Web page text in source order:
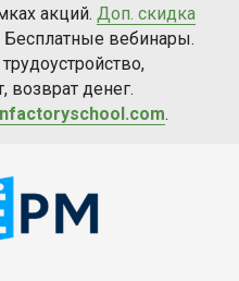
акций. Доп. скидка
Бесплатные вебинары.
возврат денег.
.